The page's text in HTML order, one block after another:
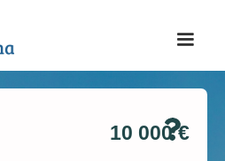
10 000 €